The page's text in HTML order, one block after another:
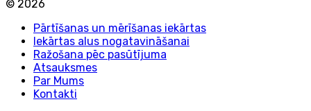
© 2026
Pārtīšanas un mērīšanas iekārtas
Iekārtas alus nogatavināšanai
Ražošana pēc pasūtījuma
Atsauksmes
Par Mums
Kontakti